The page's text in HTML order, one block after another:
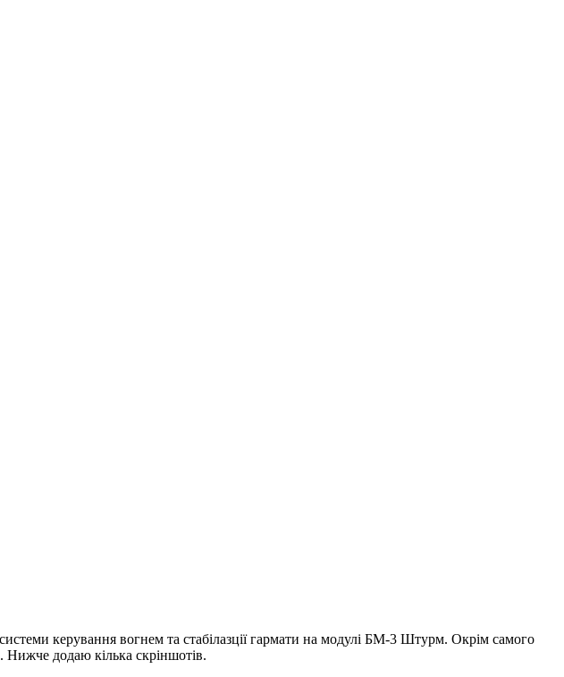
керування вогнем та стабілазції гармати на модулі БМ-3 Штурм. Окрім самого
Нижче додаю кілька скріншотів.